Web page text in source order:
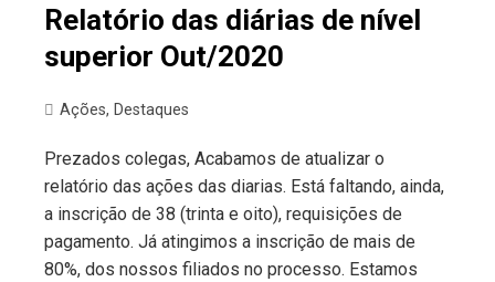
Relatório das diárias de nível
superior Out/2020
Ações, Destaques
Prezados colegas, Acabamos de atualizar o
relatório das ações das diarias. Está faltando, ainda,
a inscrição de 38 (trinta e oito), requisições de
pagamento. Já atingimos a inscrição de mais de
80%, dos nossos filiados no processo. Estamos